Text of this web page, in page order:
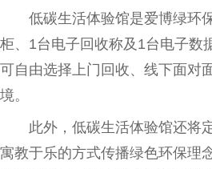
低碳生活体验馆是爱博绿环
柜、1台电子回收称及1台电子数
可自由选择上门回收、线下面对
境。
此外，低碳生活体验馆还将
寓教于乐的方式传播绿色环保理